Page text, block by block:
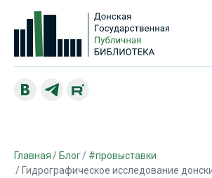
Главная Блог
#провыставки
Гидрографическое исследование